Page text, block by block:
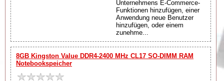
Unternehmens E-Commerce-
Funktionen hinzufügen, einer
Anwendung neue Benutzer
hinzufügen, oder einem
zunehme...
8GB Kingston Value DDR4-2400 MHz CL17 SO-DIMM RAM
Notebookspeicher